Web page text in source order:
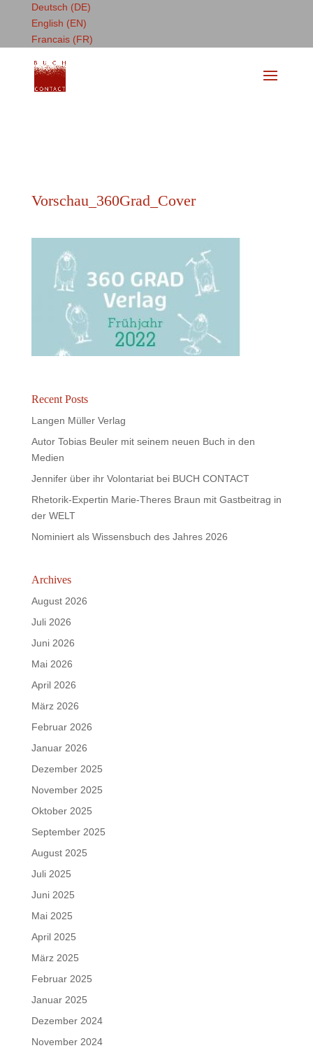
Deutsch (DE)
English (EN)
Francais (FR)
Vorschau_360Grad_Cover
Recent Posts
Langen Müller Verlag
Autor Tobias Beuler mit seinem neuen Buch in den
Medien
Jennifer über ihr Volontariat bei BUCH CONTACT
Rhetorik-Expertin Marie-Theres Braun mit Gastbeitrag in
der WELT
Nominiert als Wissensbuch des Jahres 2026
Archives
August 2026
Juli 2026
Juni 2026
Mai 2026
April 2026
März 2026
Februar 2026
Januar 2026
Dezember 2025
November 2025
Oktober 2025
September 2025
August 2025
Juli 2025
Juni 2025
Mai 2025
April 2025
März 2025
Februar 2025
Januar 2025
Dezember 2024
November 2024